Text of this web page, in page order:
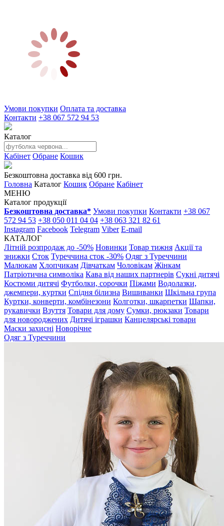
Умови покупки Оплата та доставка
Контакти +38 067 572 94 53
Каталог
Кабінет Обране Кошик
Безкоштовна доставка від 600 грн.
Головна Каталог Кошик Обране Кабінет
МЕНЮ
Каталог продукції
Безкоштовна доставка* Умови покупки Контакти +38 067
572 94 53 +38 050 011 04 04 +38 063 321 82 61
Instagram Facebook Telegram Viber E-mail
КАТАЛОГ
Літній розпродаж до -50% Новинки Товар тижня Акції та
знижки Сток Туреччина сток -30% Одяг з Туреччини
Малюкам Хлопчикам Дівчаткам Чоловікам Жінкам
Патріотична символіка Кава від наших партнерів Сукні дитячі
Костюми дитячі Футболки, сорочки Піжами Водолазки,
джемпери, куртки Спідня білизна Вишиванки Шкільна група
Куртки, конверти, комбінезони Колготки, шкарпетки Шапки,
рукавички Взуття Товари для дому Сумки, рюкзаки Товари
для новороджених Дитячі іграшки Канцелярські товари
Маски захисні Новорічне
Одяг з Туреччини